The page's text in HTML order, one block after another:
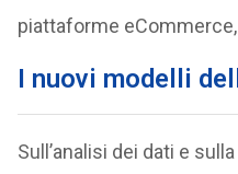
piattaforme
I nuovi modelli
Sull’analisi dei dati e